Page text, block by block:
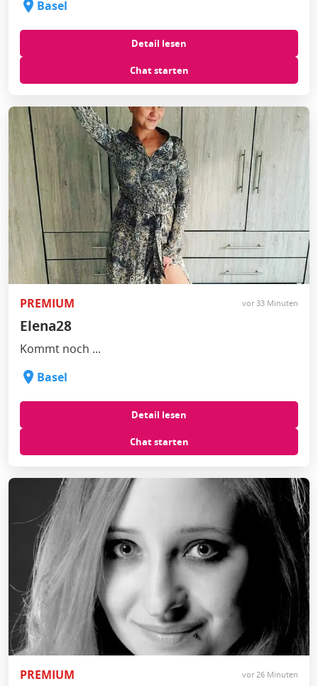
Basel
Detail lesen
Chat starten
PREMIUM vor 33 Minuten
Elena28
Kommt noch ...
Basel
Detail lesen
Chat starten
PREMIUM vor 26 Minuten